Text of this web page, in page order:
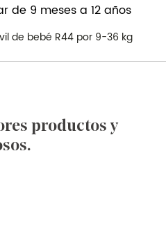
de 9 meses a 12 años
de bebé R44 por 9-36 kg
productos y